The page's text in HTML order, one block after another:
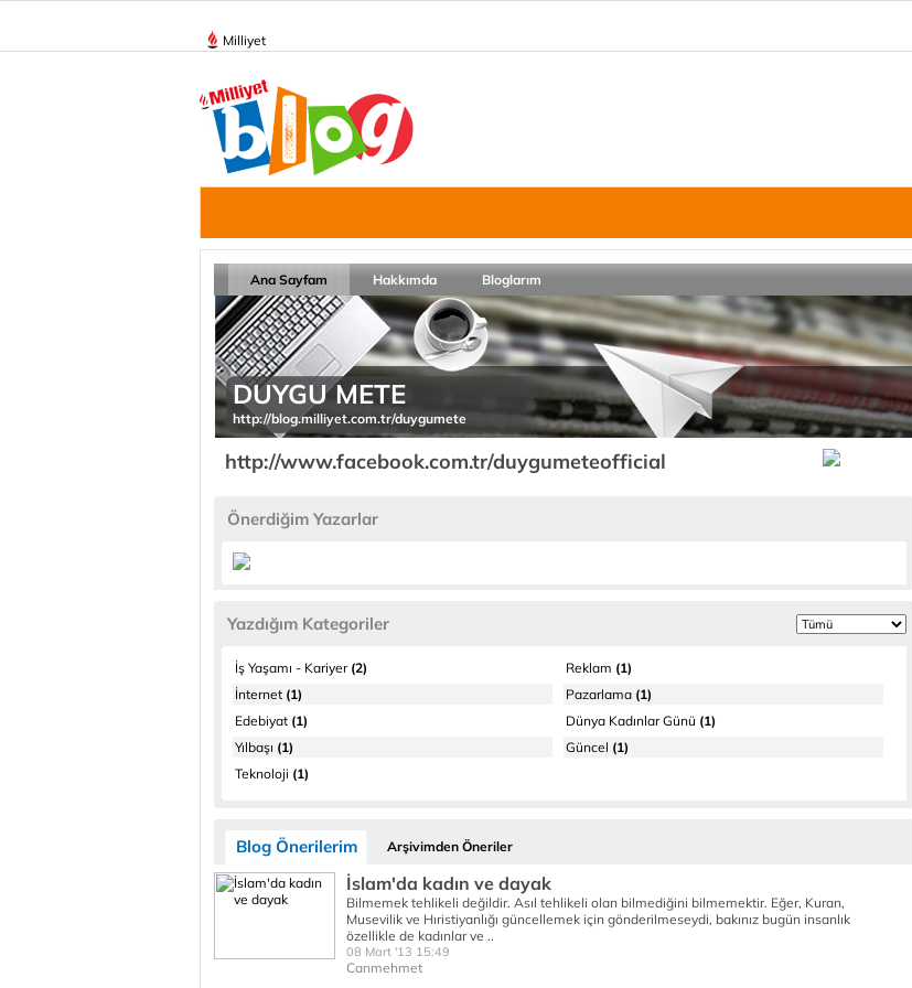
Milliyet
Ana Sayfam Hakkımda Bloglarım
DUYGU METE
http://blog.milliyet.com.tr/duygumete
http://www.facebook.com.tr/duygumeteofficial
Önerdiğim Yazarlar
Yazdığım Kategoriler
İş Yaşamı - Kariyer(2) Reklam (1)
İnternet (1) Pazarlama (1)
Edebiyat (1) Dünya Kadınlar Günü (1)
Yılbaşı (1) Güncel (1)
Teknoloji (1)
Blog Önerilerim Arşivimden Öneriler
İslam'da kadın ve dayak
Bilmemek tehlikeli değildir. Asıl tehlikeli olan bilmediğini bilmemektir. Eğer, Kuran,
Musevilik ve Hıristiyanlığı güncellemek için gönderilmeseydi, bakınız bugün insanlık
özellikle de kadınlar ve ..
08 Mart '13 15:49
Canmehmet